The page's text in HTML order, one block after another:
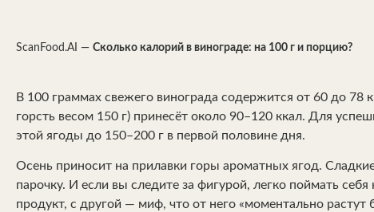
ScanFood.AI — Сколько калорий в винограде: на 100 г и порцию?
В 100 граммах свежего винограда содержится от 60 до 78
горсть весом 150 г) принесёт около 90–120 ккал. Для
этой ягоды до 150–200 г в первой половине дня.
Осень приносит на прилавки горы ароматных ягод.
парочку. И если вы следите за фигурой, легко поймать
продукт, с другой — миф, что от него «моментально